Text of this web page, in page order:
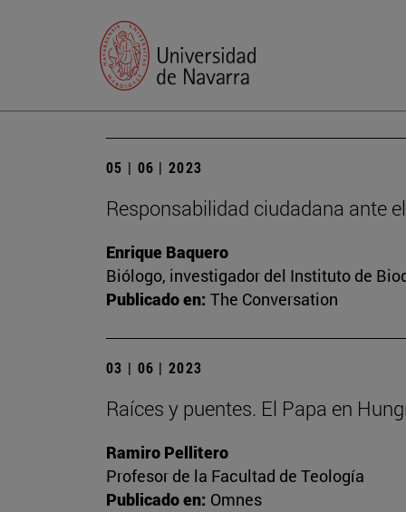
05 | 06 | 2023
Responsabilidad ciudadana ante
Enrique Baquero
Biólogo, investigador del Instituto de
Publicado en: The Conversation
03 | 06 | 2023
Raíces y puentes. El Papa en
Ramiro Pellitero
Profesor de la Facultad de Teología
Publicado en: Omnes